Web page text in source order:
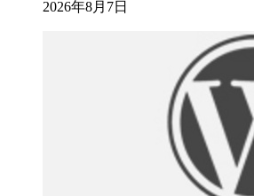
2026年8月7日